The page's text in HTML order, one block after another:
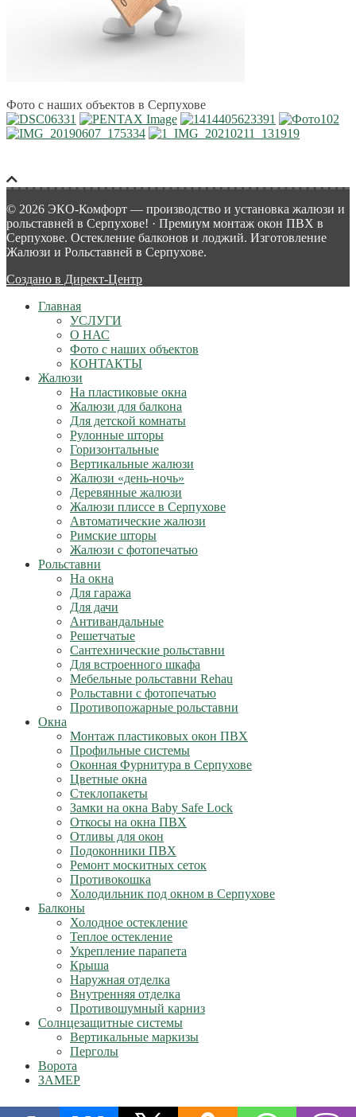
Фото с наших объектов в Серпухове
© 2026 ЭКО-Комфорт — производство и установка жалюзи и
рольставней в Серпухове! · Премиум монтаж окон ПВХ в
Серпухове. Остекление балконов и лоджий. Изготовление
Жалюзи и Рольставней в Серпухове.
Создано в Директ-Центр
Главная
УСЛУГИ
О НАС
Фото с наших объектов
КОНТАКТЫ
Жалюзи
На пластиковые окна
Жалюзи для балкона
Для детской комнаты
Рулонные шторы
Горизонтальные
Вертикальные жалюзи
Жалюзи «день-ночь»
Деревянные жалюзи
Жалюзи плиссе в Серпухове
Автоматические жалюзи
Римские шторы
Жалюзи с фотопечатью
Рольставни
На окна
Для гаража
Для дачи
Антивандальные
Решетчатые
Сантехнические рольставни
Для встроенного шкафа
Мебельные рольставни Rehau
Рольставни с фотопечатью
Противопожарные рольставни
Окна
Монтаж пластиковых окон ПВХ
Профильные системы
Оконная Фурнитура в Серпухове
Цветные окна
Стеклопакеты
Замки на окна Baby Safe Lock
Откосы на окна ПВХ
Отливы для окон
Подоконники ПВХ
Ремонт москитных сеток
Противокошка
Холодильник под окном в Серпухове
Балконы
Холодное остекление
Теплое остекление
Укрепление парапета
Крыша
Наружная отделка
Внутренняя отделка
Противошумный карниз
Солнцезащитные системы
Вертикальные маркизы
Перголы
Ворота
ЗАМЕР